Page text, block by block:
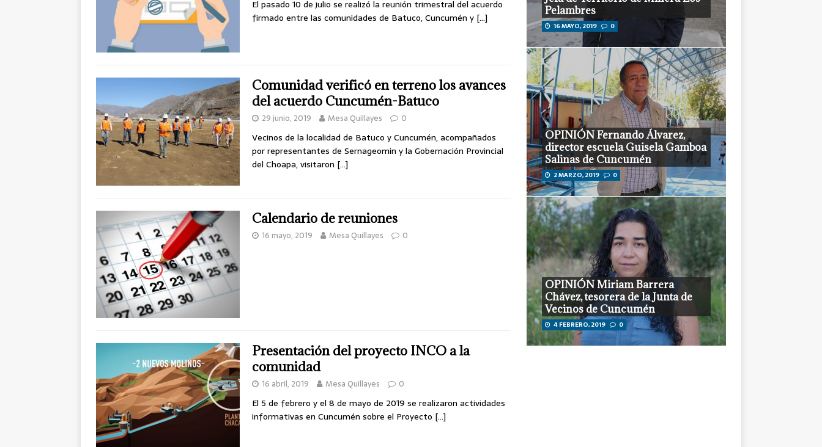
El pasado 10 de julio se realizó la reunión trimestral del acuerdo
firmado entre las comunidades de Batuco, Cuncumén y […]
Comunidad verificó en terreno los avances
del acuerdo Cuncumén-Batuco
29 junio, 2019 Mesa Quillayes 0
Vecinos de la localidad de Batuco y Cuncumén, acompañados
por representantes de Sernageomin y la Gobernación Provincial
del Choapa, visitaron […]
Calendario de reuniones
16 mayo, 2019 Mesa Quillayes 0
Presentación del proyecto INCO a la
comunidad
16 abril, 2019 Mesa Quillayes 0
El 5 de febrero y el 8 de mayo de 2019 se realizaron actividades
informativas en Cuncumén sobre el Proyecto […]
OPINIÓN Fernando Álvarez,
director escuela Guisela Gamboa
Salinas de Cuncumén
2 MARZO, 2019 0
OPINIÓN Miriam Barrera
Chávez, tesorera de la Junta de
Vecinos de Cuncumén
4 FEBRERO, 2019 0